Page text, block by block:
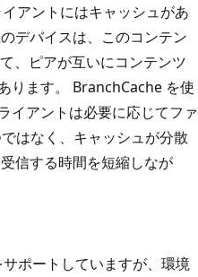
アントにはキャッシュがあ
デバイスは、このコンテン
、ピアが互いにコンテンツ
ります。 BranchCache を使
イアントは必要に応じてファ
はなく、キャッシュが分散
信する時間を短縮しなが
ポートしていますが、環境